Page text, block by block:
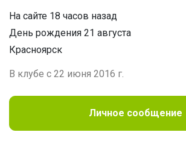
На сайте 18 часов назад
День рождения 21 августа
Красноярск
В клубе с 22 июня 2016 г.
Личное сообщение